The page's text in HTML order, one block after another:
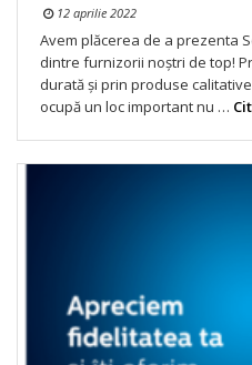
12 aprilie 2022
Avem plăcerea de a prezenta
dintre furnizorii noștri de top!
durată și prin produse
ocupă un loc important nu …